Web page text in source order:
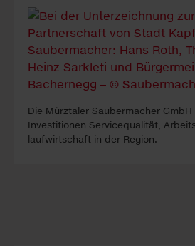
Die Mürztaler Sauber­macher
In­vest­itionen Service­qualität,
lauf­wirt­schaft in der Re­gion.